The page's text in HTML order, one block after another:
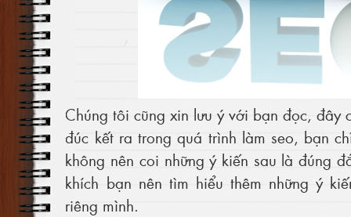
Chúng tôi cũng xin lưu ý với bạn đọc, đây
đúc kết ra trong quá trình làm seo, bạn
không nên coi những ý kiến sau là đúng
khích bạn nên tìm hiểu thêm những ý
riêng mình.